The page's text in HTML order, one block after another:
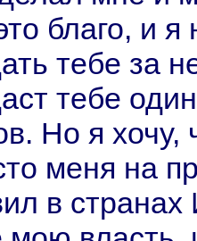
благо, и я
тебе за
тебе
Но я хочу,
меня нa
в